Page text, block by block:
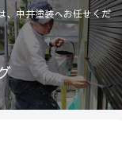
、中井塗装へお任せくだ